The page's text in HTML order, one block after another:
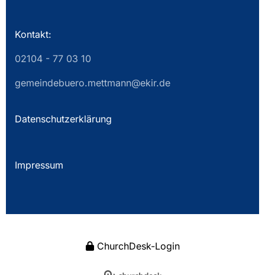
Kontakt:
02104 - 77 03 10
gemeindebuero.mettmann@ekir.de
Datenschutzerklärung
Impressum
ChurchDesk-Login